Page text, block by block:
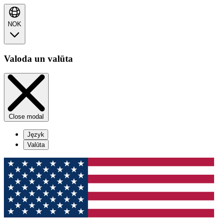
NOK
Valoda un valūta
Close modal
Język
Valūta